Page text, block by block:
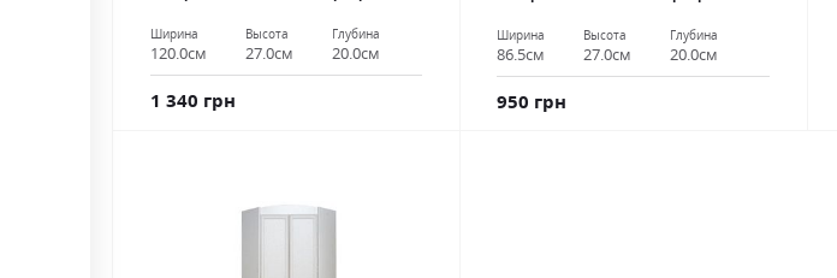
Ширина
120.0см
Высота
27.0см
Глубина
20.0см
1 340 грн
Ширина
86.5см
Высота
27.0см
Глубина
20.0см
950 грн